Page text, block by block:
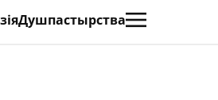
Душпастырства